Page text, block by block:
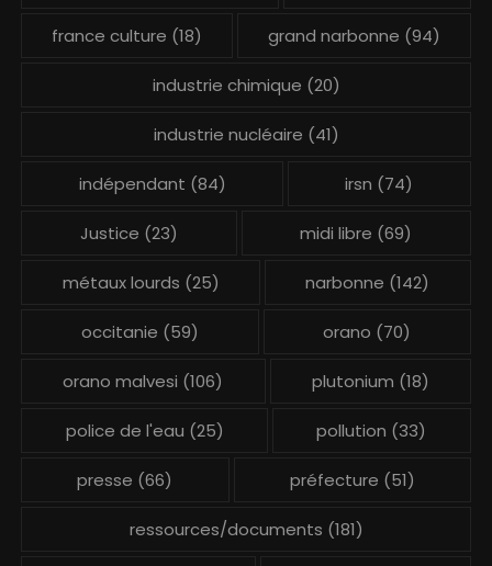
france culture (18) grand narbonne (94)
industrie chimique (20)
industrie nucléaire (41)
indépendant (84) irsn (74)
Justice (23) midi libre (69)
métaux lourds (25) narbonne (142)
occitanie (59) orano (70)
orano malvesi (106) plutonium (18)
police de l'eau (25) pollution (33)
presse (66) préfecture (51)
ressources/documents (181)